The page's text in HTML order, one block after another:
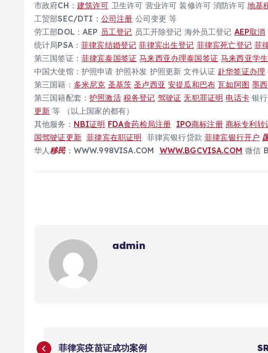
市政府CH： 建筑许可 卫生许可 营业许可 装修许可 消防许可 地基
工贸部SEC/DTI： 公司注册 公司变更 等
劳工部DOL：AEP 员工登记 员工开除登记 海外员工登记 AEP取消
统计局PSA：菲律宾结婚登记 菲律宾出生登记 菲律宾死亡登记 菲
第三国签证： 菲律宾泰国签证 马来西亚办理泰国签证 马来西亚学
中国大使馆：护照申请 护照补发 护照更新 文件认证 赴华签证办理
第三国籍： 多米尼克 圣基茨 圣卢西亚 安提瓜和巴布 瓦如阿图 墨
第三国籍配套：护照激活 税务登记 驾驶证 无犯罪证明 电话卡银
更新 等 （以上国家的都有）
其他服务： NBI证明 FDA食药检局注册 IPO商标注册 商标专利
国驾驶证更新 菲律宾在职证明 菲律宾银行贷款菲律宾银行开户
华人移民：WWW.998VISA.COM WWW.BGCVISA.COM 微信
admin
文 菲律宾疫苗证成功案例